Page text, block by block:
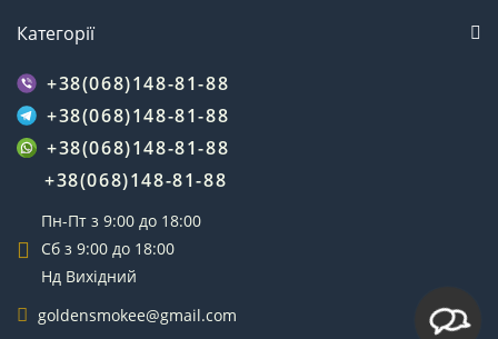
Категорії
+38(068)148-81-88
+38(068)148-81-88
+38(068)148-81-88
+38(068)148-81-88
Пн-Пт з 9:00 до 18:00
Сб з 9:00 до 18:00
Нд Вихідний
goldensmokee@gmail.com